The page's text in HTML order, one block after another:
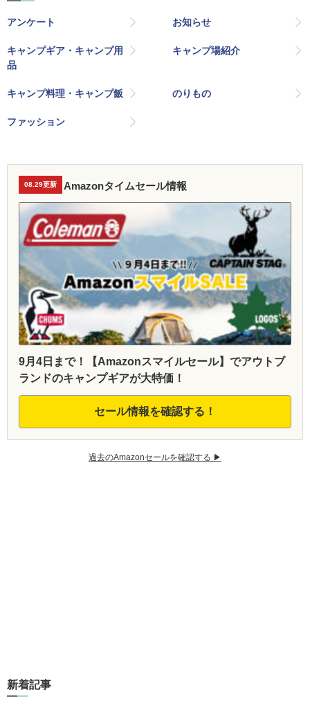
アンケート お知らせ
キャンプギア・キャンプ用
品
キャンプ場紹介
キャンプ料理・キャンプ飯 のりもの
ファッション
08.29更新 Amazonタイムセール情報
9月4日まで！【Amazonスマイルセール】でアウトブ
ランドのキャンプギアが大特価！
セール情報を確認する！
過去のAmazonセールを確認する ▶︎
新着記事